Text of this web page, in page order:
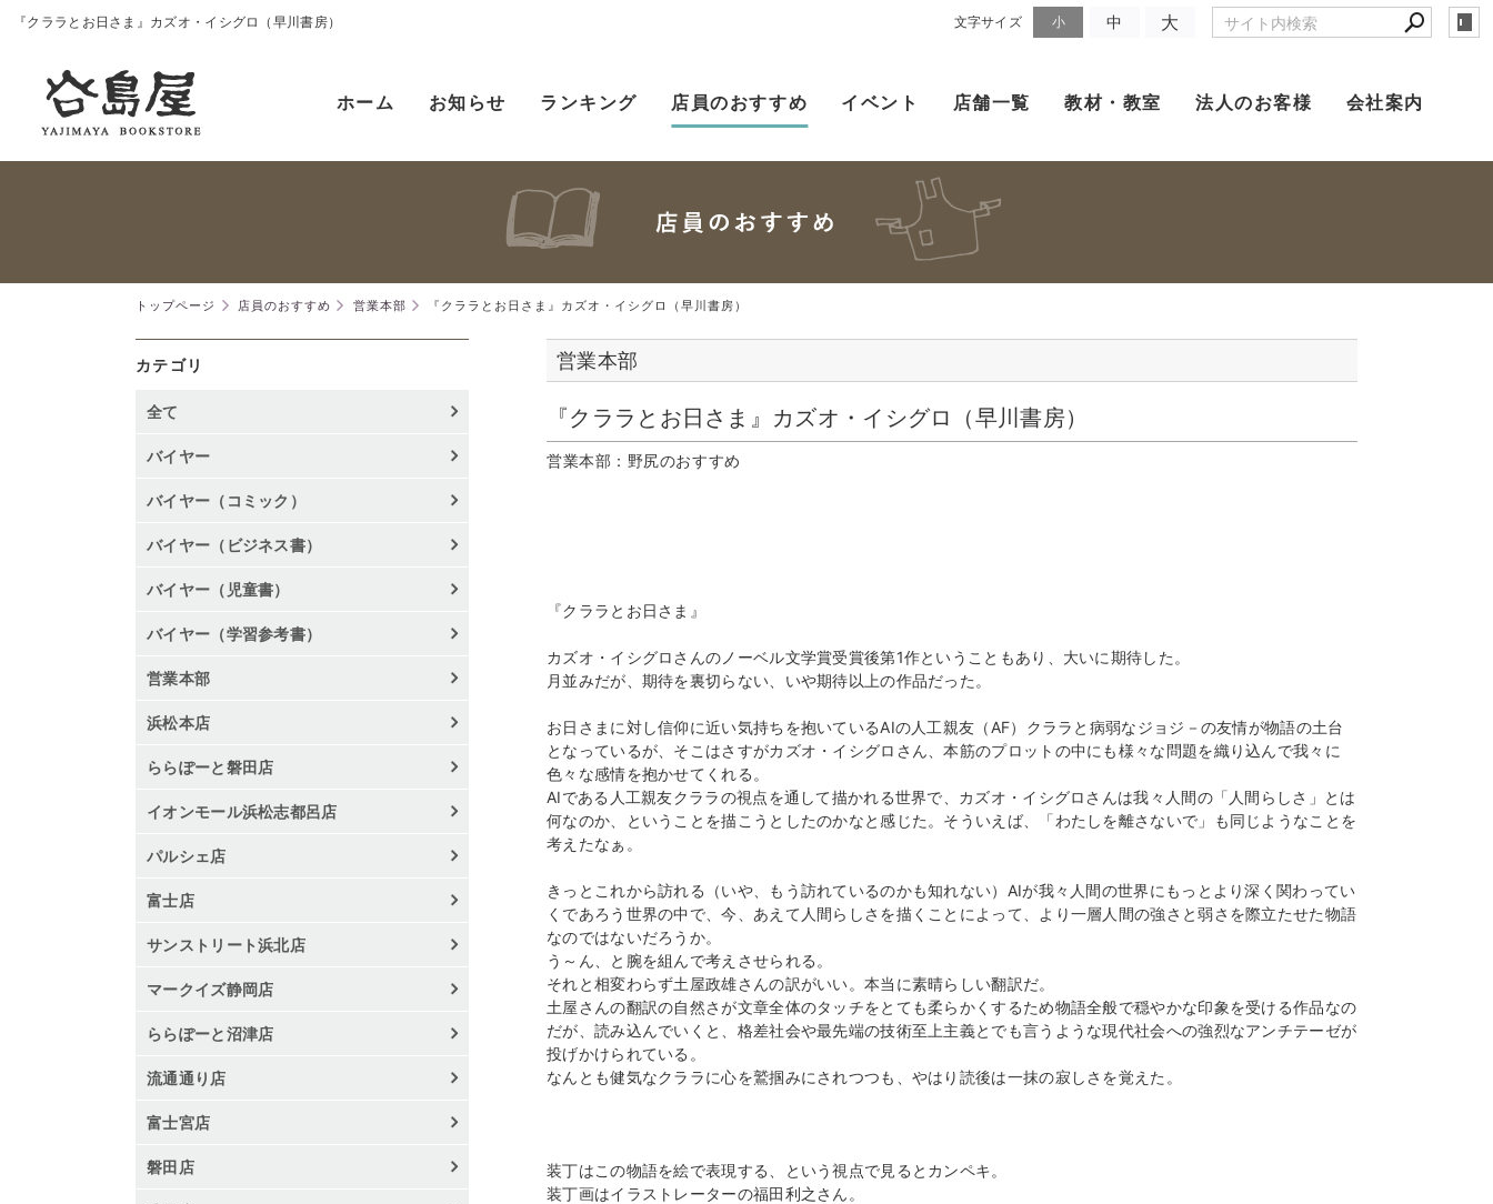
『クララとお日さま』カズオ・イシグロ（早川書房） 文字サイズ 小 中 大
ホーム お知らせ ランキング 店員のおすすめ イベント 店舗一覧 教材・教室 法人のお客様 会社案内
トップページ 店員のおすすめ 営業本部 『クララとお日さま』カズオ・イシグロ（早川書房）
営業本部
『クララとお日さま』カズオ・イシグロ（早川書房）
営業本部：野尻のおすすめ
『クララとお日さま』
カズオ・イシグロさんのノーベル文学賞受賞後第1作ということもあり、大いに期待した。
月並みだが、期待を裏切らない、いや期待以上の作品だった。
お日さまに対し信仰に近い気持ちを抱いているAIの人工親友（AF）クララと病弱なジョジ－の友情が物語の土台
となっているが、そこはさすがカズオ・イシグロさん、本筋のプロットの中にも様々な問題を織り込んで我々に
色々な感情を抱かせてくれる。
AIである人工親友クララの視点を通して描かれる世界で、カズオ・イシグロさんは我々人間の「人間らしさ」とは
何なのか、ということを描こうとしたのかなと感じた。そういえば、「わたしを離さないで」も同じようなことを
考えたなぁ。
きっとこれから訪れる（いや、もう訪れているのかも知れない）AIが我々人間の世界にもっとより深く関わってい
くであろう世界の中で、今、あえて人間らしさを描くことによって、より一層人間の強さと弱さを際立たせた物語
なのではないだろうか。
う～ん、と腕を組んで考えさせられる。
それと相変わらず土屋政雄さんの訳がいい。本当に素晴らしい翻訳だ。
土屋さんの翻訳の自然さが文章全体のタッチをとても柔らかくするため物語全般で穏やかな印象を受ける作品なの
だが、読み込んでいくと、格差社会や最先端の技術至上主義とでも言うような現代社会への強烈なアンチテーゼが
投げかけられている。
なんとも健気なクララに心を鷲掴みにされつつも、やはり読後は一抹の寂しさを覚えた。
装丁はこの物語を絵で表現する、という視点で見るとカンペキ。
装丁画はイラストレーターの福田利之さん。
カテゴリ
全て
バイヤー
バイヤー（コミック）
バイヤー（ビジネス書）
バイヤー（児童書）
バイヤー（学習参考書）
営業本部
浜松本店
ららぽーと磐田店
イオンモール浜松志都呂店
パルシェ店
富士店
サンストリート浜北店
マークイズ静岡店
ららぽーと沼津店
流通通り店
富士宮店
磐田店